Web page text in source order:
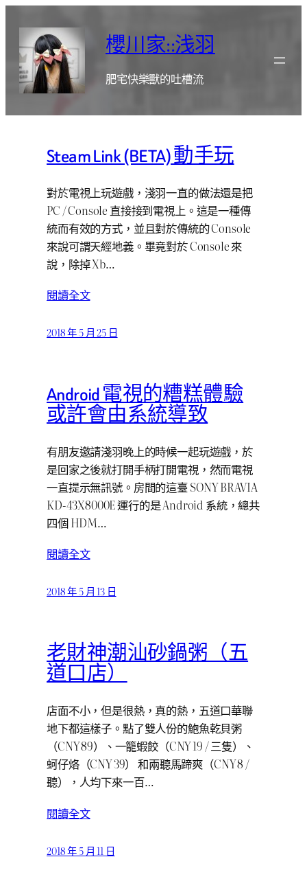
櫻川家::浅羽
肥宅快樂獸的吐槽流
Steam Link (BETA) 動手玩
對於電視上玩遊戲，淺羽一直的做法還是把
PC / Console 直接接到電視上。這是一種傳
統而有效的方式，並且對於傳統的 Console
來說可謂天經地義。畢竟對於 Console 來
說，除掉 Xb…
閱讀全文
2018 年 5 月 25 日
Android 電視的糟糕體驗
或許會由系統導致
有朋友邀請淺羽晚上的時候一起玩遊戲，於
是回家之後就打開手柄打開電視，然而電視
一直提示無訊號。房間的這臺 SONY BRAVIA
KD-43X8000E 運行的是 Android 系統，總共
四個 HDM…
閱讀全文
2018 年 5 月 13 日
老財神潮汕砂鍋粥（五
道口店）
店面不小，但是很熱，真的熱，五道口華聯
地下都這樣子。點了雙人份的鮑魚乾貝粥
（CNY 89）、一籠蝦餃（CNY 19 / 三隻）、
蚵仔烙（CNY 39） 和兩聽馬蹄爽（CNY 8 /
聽），人均下來一百…
閱讀全文
2018 年 5 月 11 日